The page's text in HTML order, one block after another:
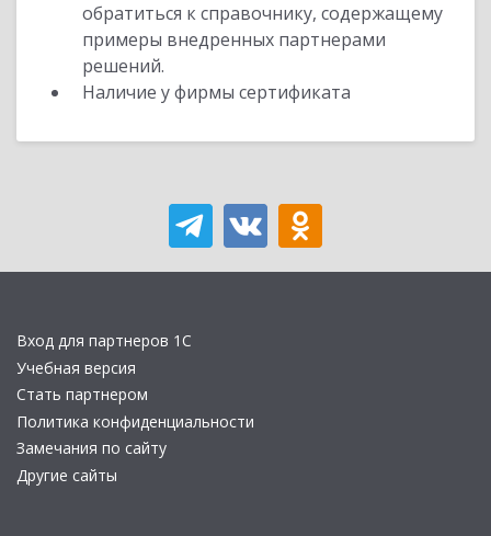
обратиться к справочнику, содержащему
примеры внедренных партнерами
решений.
Наличие у фирмы сертификата
Вход для партнеров 1С
Учебная версия
Стать партнером
Политика конфиденциальности
Замечания по сайту
Другие сайты